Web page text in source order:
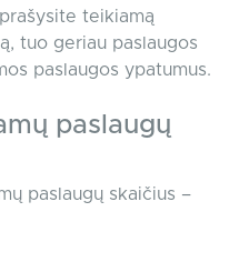
teikiamą
tuo geriau paslaugos
paslaugos ypatumus.
paslaugų
paslaugų skaičius –